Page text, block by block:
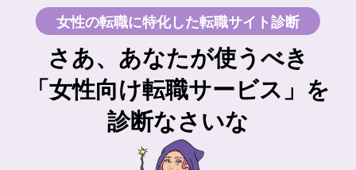
女性の転職に特化した転職サイト診断
さあ、あなたが使うべき
「女性向け転職サービス」を
診断なさいな